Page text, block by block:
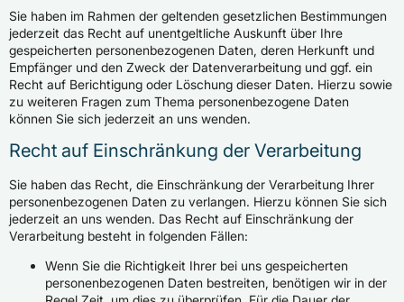
Sie haben im Rahmen der geltenden gesetzlichen Bestimmungen
jederzeit das Recht auf unentgeltliche Auskunft über Ihre
gespeicherten personenbezogenen Daten, deren Herkunft und
Empfänger und den Zweck der Datenverarbeitung und ggf. ein
Recht auf Berichtigung oder Löschung dieser Daten. Hierzu sowie
zu weiteren Fragen zum Thema personenbezogene Daten
können Sie sich jederzeit an uns wenden.
Recht auf Einschränkung der Verarbeitung
Sie haben das Recht, die Einschränkung der Verarbeitung Ihrer
personenbezogenen Daten zu verlangen. Hierzu können Sie sich
jederzeit an uns wenden. Das Recht auf Einschränkung der
Verarbeitung besteht in folgenden Fällen:
Wenn Sie die Richtigkeit Ihrer bei uns gespeicherten
personenbezogenen Daten bestreiten, benötigen wir in der